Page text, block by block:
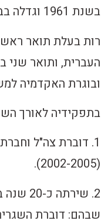
בשנת 1961 וגדלה בבאר שבע.
רות בעלת תואר
העברית, ותואר שני
ובוגרת האקדמיה
בתפקידיה לאורך
1. דוברת צה"ל
(2002-2005).
2.
שבהם: דוברת